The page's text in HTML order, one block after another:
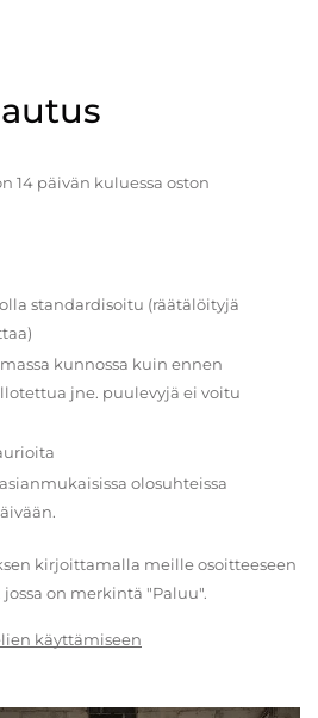
14 päivän kuluessa oston
standardisoitu (räätälöityjä
kunnossa kuin ennen
jne. puulevyjä ei voitu
olosuhteissa
kirjoittamalla meille osoitteeseen
on merkintä "Paluu".
käyttämiseen